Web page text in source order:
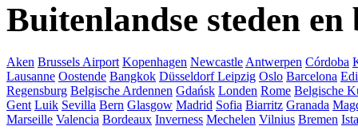
Buitenlandse steden en
Aken Brussels Airport Kopenhagen Newcastle Antwerpen Córdoba
Lausanne Oostende Bangkok DüsseldorfLeipzig Oslo Barcelona
Regensburg Belgische Ardennen Gdańsk Londen Rome Belgische
Gent Luik Sevilla Bern Glasgow Madrid Sofia Biarritz Granada
Marseille Valencia Bordeaux Inverness Mechelen Vilnius Bremen